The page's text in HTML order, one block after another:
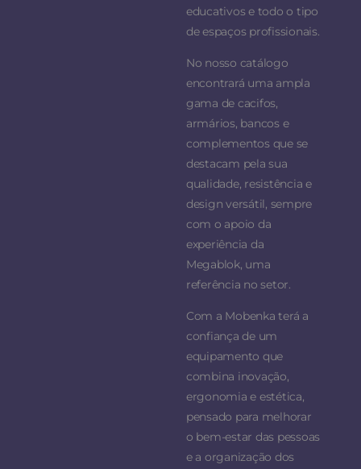
educativos e todo o tipo
de espaços profissionais.
No nosso catálogo
encontrará uma ampla
gama de cacifos,
armários, bancos e
complementos que se
destacam pela sua
qualidade, resistência e
design versátil, sempre
com o apoio da
experiência da
Megablok, uma
referência no setor.
Com a Mobenka terá a
confiança de um
equipamento que
combina inovação,
ergonomia e estética,
pensado para melhorar
o bem-estar das pessoas
e a organização dos